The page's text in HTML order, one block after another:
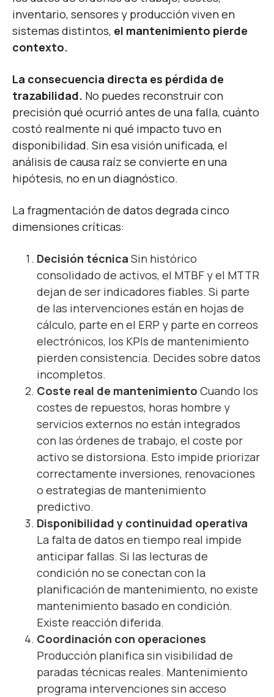
inventario, sensores y producción viven en
sistemas distintos, el mantenimiento pierde
contexto.
La consecuencia directa es pérdida de
trazabilidad. No puedes reconstruir con
precisión qué ocurrió antes de una falla, cuánto
costó realmente ni qué impacto tuvo en
disponibilidad. Sin esa visión unificada, el
análisis de causa raíz se convierte en una
hipótesis, no en un diagnóstico.
La fragmentación de datos degrada cinco
dimensiones críticas:
Decisión técnica Sin histórico
consolidado de activos, el MTBF y el MTTR
dejan de ser indicadores fiables. Si parte
de las intervenciones están en hojas de
cálculo, parte en el ERP y parte en correos
electrónicos, los KPIs de mantenimiento
pierden consistencia. Decides sobre datos
incompletos.
Coste real de mantenimiento Cuando los
costes de repuestos, horas hombre y
servicios externos no están integrados
con las órdenes de trabajo, el coste por
activo se distorsiona. Esto impide priorizar
correctamente inversiones, renovaciones
o estrategias de mantenimiento
predictivo.
Disponibilidad y continuidad operativa
La falta de datos en tiempo real impide
anticipar fallas. Si las lecturas de
condición no se conectan con la
planificación de mantenimiento, no existe
mantenimiento basado en condición.
Existe reacción diferida.
Coordinación con operaciones
Producción planifica sin visibilidad de
paradas técnicas reales. Mantenimiento
programa intervenciones sin acceso